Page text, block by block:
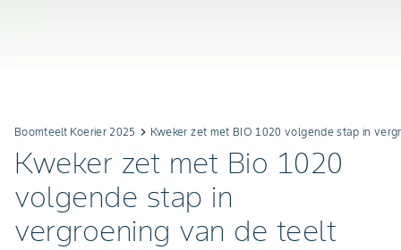
Boomteelt Koerier 2025 keyboard_arrow_right Kweker zet met BIO 1020 volgende stap in
Kweker zet met Bio 1020
volgende stap in
vergroening van de teelt